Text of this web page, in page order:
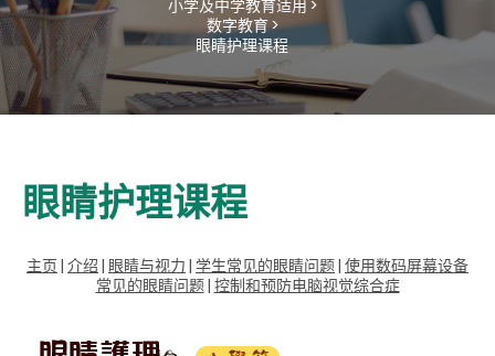
小学及中学教育适用 >
数字教育 >
眼睛护理课程
眼睛护理课程
主页 | 介绍 | 眼睛与视力 | 学生常见的眼睛问题| 使用数码屏幕设备
常见的眼睛问题| 控制和预防电脑视觉综合症